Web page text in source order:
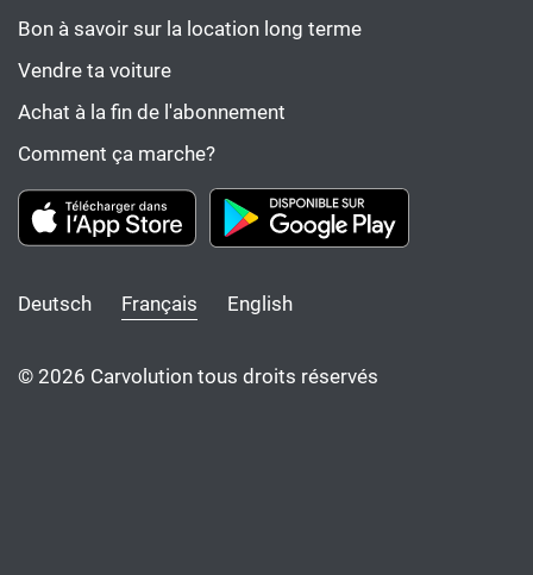
Bon à savoir sur la location long terme
Vendre ta voiture
Achat à la fin de l'abonnement
Comment ça marche?
Deutsch Français English
© 2026 Carvolution tous droits réservés